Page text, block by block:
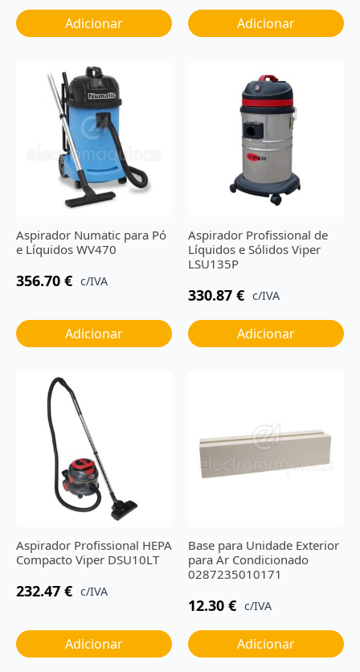
Adicionar Adicionar
Aspirador Numatic para Pó
e Líquidos WV470
356.70 € c/IVA
Adicionar
Aspirador Profissional de
Líquidos e Sólidos Viper
LSU135P
330.87 € c/IVA
Adicionar
Aspirador Profissional HEPA
Compacto Viper DSU10LT
232.47 € c/IVA
Adicionar
Base para Unidade Exterior
para Ar Condicionado
0287235010171
12.30 € c/IVA
Adicionar